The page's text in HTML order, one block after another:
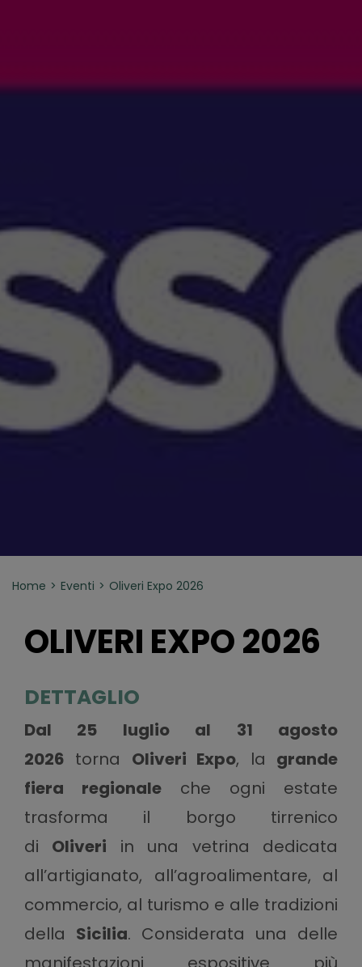
Home Eventi Oliveri Expo 2026
OLIVERI EXPO 2026
DETTAGLIO
Dal 25 luglio al 31 agosto
2026 torna Oliveri Expo, la grande
fiera regionale che ogni estate
trasforma il borgo tirrenico
di Oliveri in una vetrina dedicata
all’artigianato, all’agroalimentare, al
commercio, al turismo e alle tradizioni
della Sicilia. Considerata una delle